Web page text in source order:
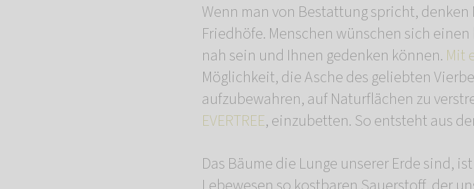
Wenn man von Bestattung spricht,
Friedhöfe. Menschen wünschen sich
nah sein und Ihnen gedenken können. Mit
Möglichkeit, die Asche des geliebten
aufzubewahren, auf Naturflächen zu
EVERTREE, einzubetten. So entsteht aus
Das Bäume die Lunge unserer Erde sind,